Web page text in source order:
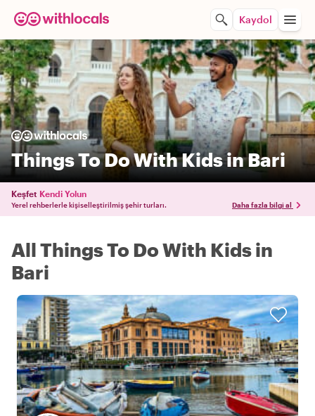
Kaydol
Things To Do With Kids in Bari
Keşfet Kendi Yolun
Yerel rehberlerle kişiselleştirilmiş şehir turları. Daha fazla bilgi al
All Things To Do With Kids in
Bari